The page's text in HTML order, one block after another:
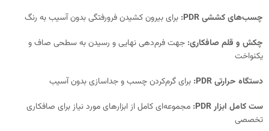
چسب‌های کششی PDR:
برای بیرون کشیدن فرورفتگی بدون آسیب به رنگ
چکش و قلم صافکاری: جهت فرم‌دهی نهایی و رسیدن به سطحی صاف و
یکنواخت
دستگاه حرارتی PDR:
برای گرم‌کردن چسب و جدا‌سازی بدون آسیب
ست کامل ابزار PDR:
مجموعه‌ای کامل از ابزارهای مورد نیاز برای صافکاری
تخصصی